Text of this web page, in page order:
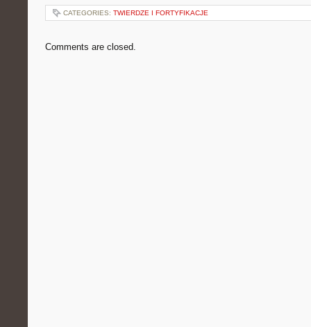
CATEGORIES: TWIERDZE I FORTYFIKACJE
Comments are closed.